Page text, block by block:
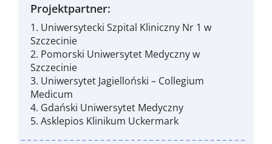
Projektpartner:
1. Uniwersytecki Szpital Kliniczny Nr 1 w
Szczecinie
2. Pomorski Uniwersytet Medyczny w
Szczecinie
3. Uniwersytet Jagielloński – Collegium
Medicum
4. Gdański Uniwersytet Medyczny
5. Asklepios Klinikum Uckermark